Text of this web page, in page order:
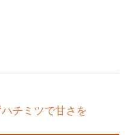
チミツで甘さを